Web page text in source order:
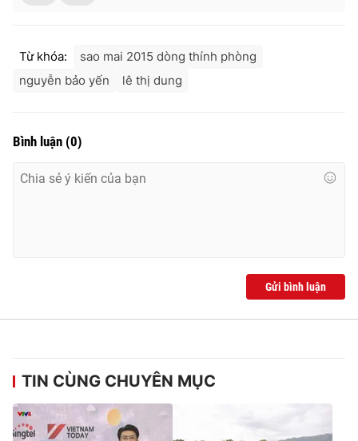
Từ khóa:
sao mai 2015 dòng thính phòng
nguyễn bảo yến
lê thị dung
Bình luận (0)
Gửi bình luận
TIN CÙNG CHUYÊN MỤC